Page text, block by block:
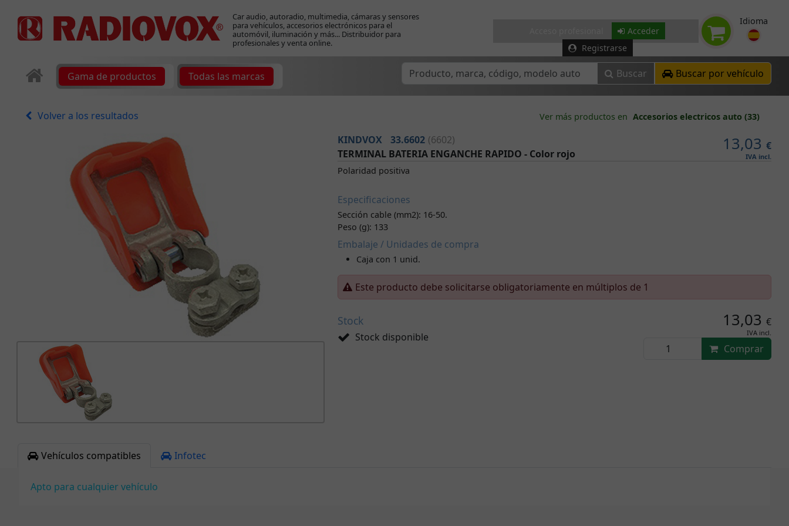
Car audio, autoradio, multimedia, cámaras y sensores
para vehículos, accesorios electrónicos para el
automóvil, iluminación y más... Distribuidor para
profesionales y venta online.
Acceder
Registrarse
Idioma
Gama de productos Todas las marcas Buscar Buscar por vehículo
Volver a los resultados Ver más productos en Accesorios electricos auto (33)
KINDVOX 33.6602 (6602) 13,03 €
IVA incl.
TERMINAL BATERIA ENGANCHE RAPIDO - Color rojo
Polaridad positiva
Especificaciones
Sección cable (mm2): 16-50.
Peso (g): 133
Embalaje / Unidades de compra
Caja con 1 unid.
Este producto debe solicitarse obligatoriamente en múltiplos de 1
Stock
Stock disponible
13,03 €
IVA incl.
Comprar
Vehículos compatibles Infotec
Apto para cualquier vehículo